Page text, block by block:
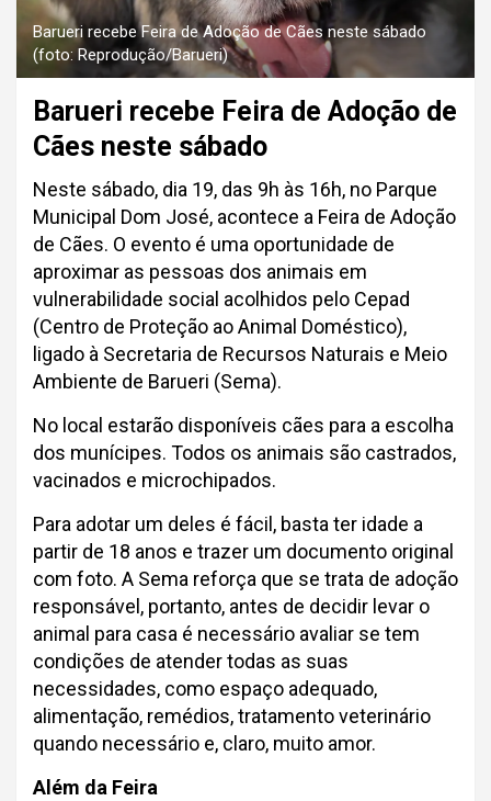
Barueri recebe Feira de Adoção de Cães neste sábado
(foto: Reprodução/Barueri)
Barueri recebe Feira de Adoção de
Cães neste sábado
Neste sábado, dia 19, das 9h às 16h, no Parque
Municipal Dom José, acontece a Feira de Adoção
de Cães. O evento é uma oportunidade de
aproximar as pessoas dos animais em
vulnerabilidade social acolhidos pelo Cepad
(Centro de Proteção ao Animal Doméstico),
ligado à Secretaria de Recursos Naturais e Meio
Ambiente de Barueri (Sema).
No local estarão disponíveis cães para a escolha
dos munícipes. Todos os animais são castrados,
vacinados e microchipados.
Para adotar um deles é fácil, basta ter idade a
partir de 18 anos e trazer um documento original
com foto. A Sema reforça que se trata de adoção
responsável, portanto, antes de decidir levar o
animal para casa é necessário avaliar se tem
condições de atender todas as suas
necessidades, como espaço adequado,
alimentação, remédios, tratamento veterinário
quando necessário e, claro, muito amor.
Além da Feira